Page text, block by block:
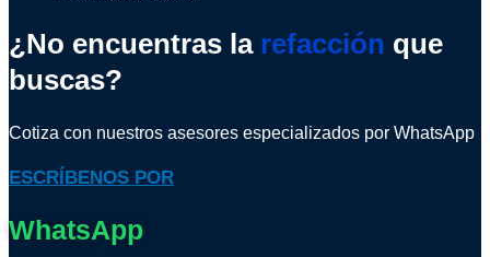
¿No encuentras la refacción que
buscas?
Cotiza con nuestros asesores especializados por WhatsApp
ESCRÍBENOS POR
WhatsApp